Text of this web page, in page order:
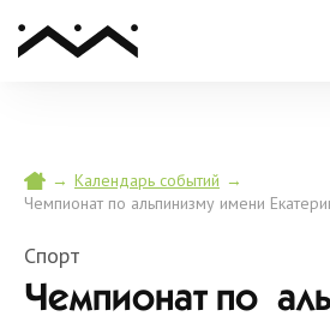
→ Календарь событий →
Чемпионат по альпинизму имени
Спорт
Чемпионат по